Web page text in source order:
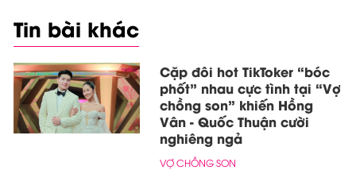
Tin bài khác
Cặp đôi hot TikToker “bóc
phốt” nhau cực tình tại “Vợ
chồng son” khiến Hồng
Vân - Quốc Thuận cười
nghiêng ngả
VỢ CHỒNG SON